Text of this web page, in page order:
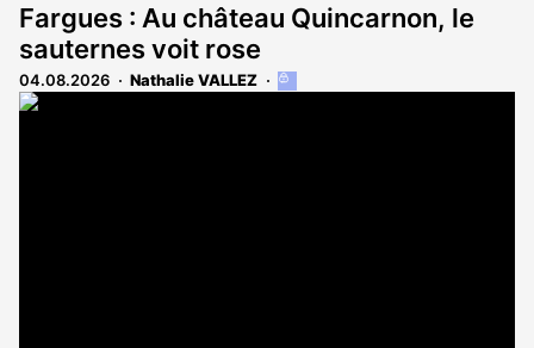
Fargues : Au château Quincarnon, le
sauternes voit rose
04.08.2026 Nathalie VALLEZ
Cet